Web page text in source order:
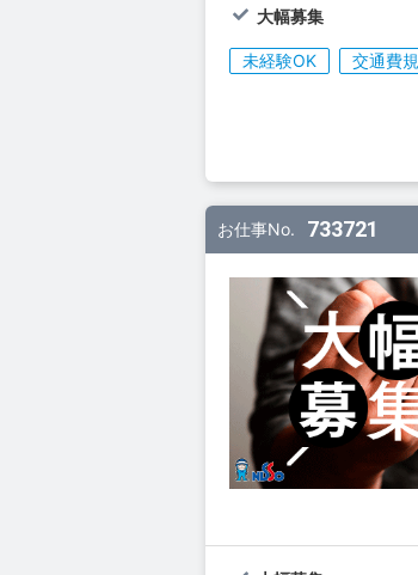
大幅募集
未経験OK 交通費
お仕事No. 733721